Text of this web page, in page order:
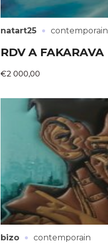
natart25 · contemporain
RDV A FAKARAVA
€2 000,00
bizo · contemporain